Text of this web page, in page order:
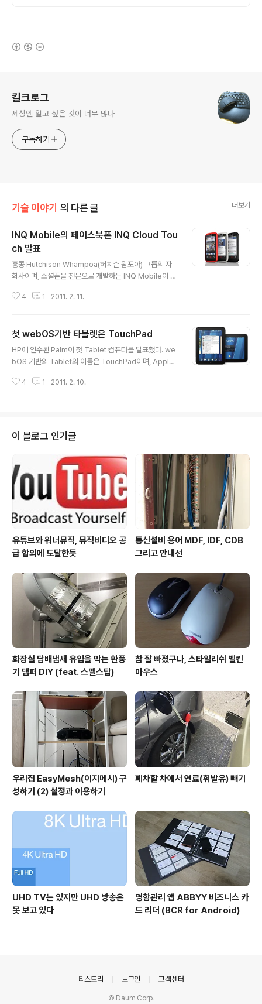
킬크로그
세상엔 알고 싶은 것이 너무 많다
구독하기
기술 이야기 의 다른 글 더보기
INQ Mobile의 페이스북폰 INQ Cloud Tou
ch 발표
홍콩 Hutchison Whampoa(허치슨 왐포아) 그룹의 자
회사이며, 소셜폰을 전문으로 개발하는 INQ Mobile이 1
과 INQ Chat 3G, INQ Mini 3G에 이어 이번 제품은 Fac
book을 중심으로 하는 소셜폰인 INQ Cloud Touch와 I
NQ Cloud Q를 발표했다. 항간에 떠돌던 Facebook폰
의 가장 가까운 모습이 아닐까 할 정도의 Facebook에 특
사양 - OS : Android 2.2 Froyo (Ginger..
4 1 2011. 2. 11.
첫 webOS기반 타블렛은 TouchPad
HP에 인수된 Palm이 첫 Tablet 컴퓨터를 발표했다. we
bOS 기반의 Tablet의 이름은 TouchPad이며, Apple i
시각 2월 9일 수요일, 샌프란시스코에서 미디어 이벤트를
공개되었다. TouchPad의 사양은 다음과 같다. - CPU :
Qualcomm Snapdragon Dual CPU APQ8060 1.2
GHz - OS : webOS - Display : 9.7인치, 해상도 102
4x768 - 메모리 : 16GB, 32GB - 카메라 : 영..
4 1 2011. 2. 10.
이 블로그 인기글
유튜브와 워너뮤직, 뮤직비디오 공
급 합의에 도달한듯
통신설비 용어 MDF, IDF, CDB
그리고 안내선
화장실 담배냄새 유입을 막는 환풍
기 댐퍼 DIY (feat. 스멜스탑)
참 잘 빠졌구나, 스타일리쉬 벨킨
마우스
우리집 EasyMesh(이지메시) 구
성하기 (2) 설정과 이용하기
폐차할 차에서 연료(휘발유) 빼기
UHD TV는 있지만 UHD 방송은
못 보고 있다
명함관리 앱 ABBYY 비즈니스 카
드 리더 (BCR for Android)
티스토리 로그인 고객센터
© Daum Corp.